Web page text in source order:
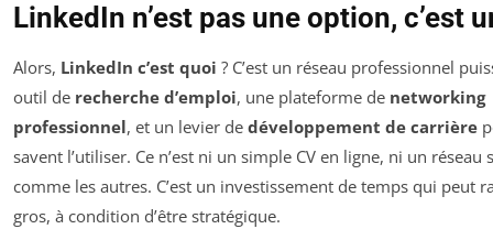
LinkedIn n’est pas une option, c’est
Alors, LinkedIn c’est quoi ? C’est un réseau professionnel
outil de recherche d’emploi, une plateforme de networking
professionnel, et un levier de développement de carrière
savent l’utiliser. Ce n’est ni un simple CV en ligne, ni un réseau
comme les autres. C’est un investissement de temps qui peut
gros, à condition d’être stratégique.